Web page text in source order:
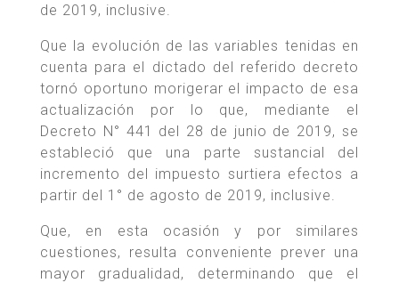
de 2019, inclusive.
Que la evolución de las variables tenidas en
cuenta para el dictado del referido decreto
tornó oportuno morigerar el impacto de esa
actualización por lo que, mediante el
Decreto N° 441 del 28 de junio de 2019, se
estableció que una parte sustancial del
incremento del impuesto surtiera efectos a
partir del 1° de agosto de 2019, inclusive.
Que, en esta ocasión y por similares
cuestiones, resulta conveniente prever una
mayor gradualidad, determinando que el